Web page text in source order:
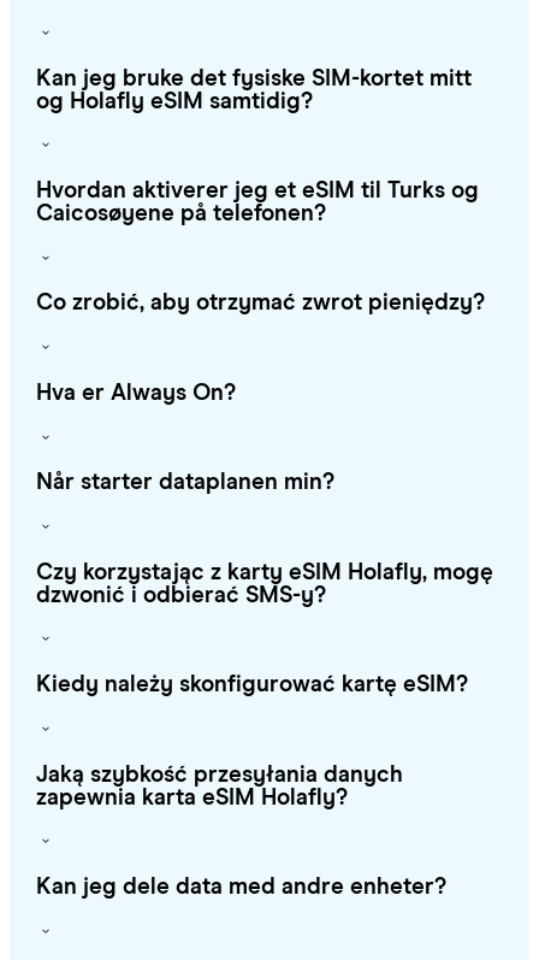
Kan jeg bruke det fysiske SIM-kortet mitt
og Holafly eSIM samtidig?
Hvordan aktiverer jeg et eSIM til Turks og
Caicosøyene på telefonen?
Co zrobić, aby otrzymać zwrot pieniędzy?
Hva er Always On?
Når starter dataplanen min?
Czy korzystając z karty eSIM Holafly, mogę
dzwonić i odbierać SMS-y?
Kiedy należy skonfigurować kartę eSIM?
Jaką szybkość przesyłania danych
zapewnia karta eSIM Holafly?
Kan jeg dele data med andre enheter?